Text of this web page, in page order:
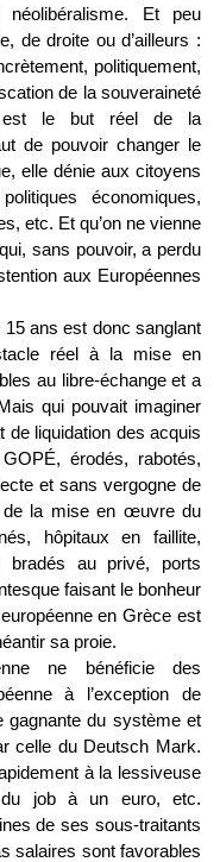
néolibéralisme. Et peu
de droite ou d’ailleurs :
politiquement,
de la souveraineté
est le but réel de la
de pouvoir changer le
elle dénie aux citoyens
économiques,
etc. Et qu’on ne vienne
sans pouvoir, a perdu
aux Européennes
15 ans est donc sanglant
réel à la mise en
au libre-échange et a
qui pouvait imaginer
de liquidation des acquis
érodés, rabotés,
et sans vergogne de
de la mise en œuvre du
hôpitaux en faillite,
bradés au privé, ports
faisant le bonheur
en Grèce est
sa proie.
ne bénéficie des
à l’exception de
gagnante du système et
celle du Deutsch Mark.
à la lessiveuse
job à un euro, etc.
de ses sous-traitants
salaires sont favorables